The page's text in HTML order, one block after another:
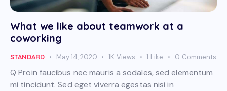
What we like about teamwork at a
coworking
STANDARD May 14, 2020 1K Views 1 Like 0 Comments
Q Proin faucibus nec mauris a sodales, sed elementum
mi tincidunt. Sed eget viverra egestas nisi in